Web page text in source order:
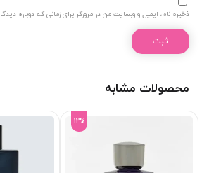
ذخیره نام، ایمیل و وبسایت من در مرورگر برای زمانی که دوباره
محصولات مشابه
12%